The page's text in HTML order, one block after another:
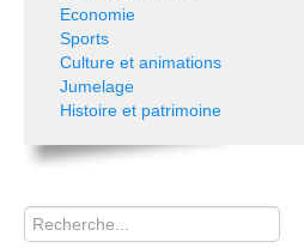
Economie
Sports
Culture et animations
Jumelage
Histoire et patrimoine
Rechercher